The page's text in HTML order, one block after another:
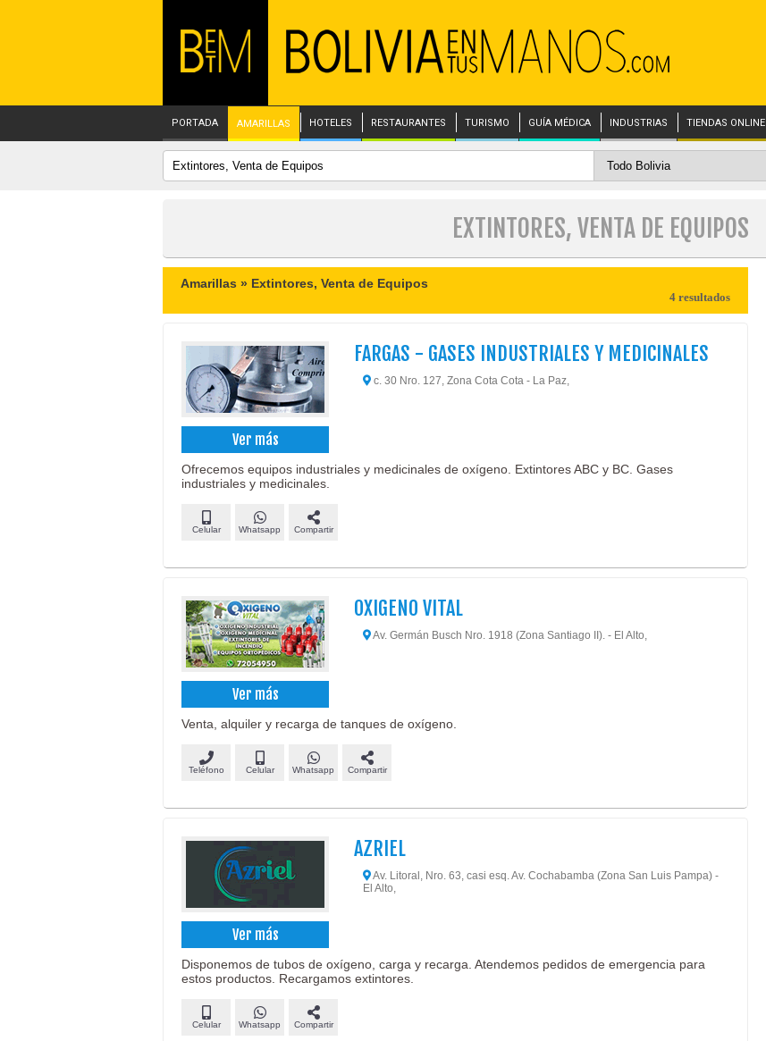
PORTADA AMARILLAS HOTELES RESTAURANTES TURISMO GUÍA MÉDICA INDUSTRIAS TIENDAS ONLINE
EXTINTORES, VENTA DE EQUIPOS
Amarillas » Extintores, Venta de Equipos
4 resultados
Ver más
FARGAS - GASES INDUSTRIALES Y MEDICINALES
c. 30 Nro. 127, Zona Cota Cota - La Paz,
Ofrecemos equipos industriales y medicinales de oxígeno. Extintores ABC y BC. Gases
industriales y medicinales.
Celular Whatsapp Compartir
Ver más
OXIGENO VITAL
Av. Germán Busch Nro. 1918 (Zona Santiago II). - El Alto,
Venta, alquiler y recarga de tanques de oxígeno.
Teléfono Celular Whatsapp Compartir
Ver más
AZRIEL
Av. Litoral, Nro. 63, casi esq. Av. Cochabamba (Zona San Luis Pampa) -
El Alto,
Disponemos de tubos de oxígeno, carga y recarga. Atendemos pedidos de emergencia para
estos productos. Recargamos extintores.
Celular Whatsapp Compartir